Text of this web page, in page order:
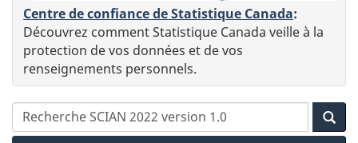
Centre de confiance de Statistique Canada:
Découvrez comment Statistique Canada veille à la
protection de vos données et de vos
renseignements personnels.